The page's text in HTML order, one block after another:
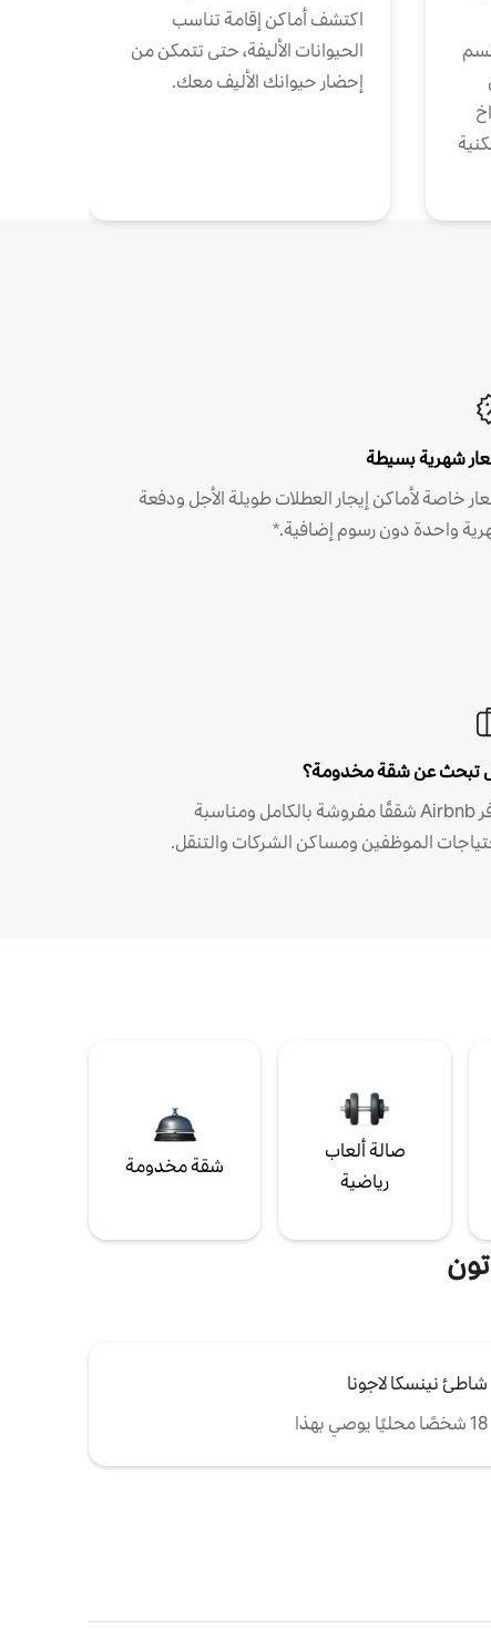
اكتشف أماكن إقامة تناسب
الحيوانات الأليفة، حتى تتمكن من
إحضار حيوانك الأليف معك.
شهرية بسيطة
خاصة لأماكن إيجار العطلات طويلة الأجل ودفعة
واحدة دون رسوم إضافية.*
تبحث عن شقة مخدومة؟
توفر Airbnb شققًا مفروشة بالكامل ومناسبة
الموظفين ومساكن الشركات والتنقل.
صالة ألعاب
رياضية
شقة مخدومة
شاطئ نينسكا لاجونا
18 شخصًا محليًا يوصي بهذا